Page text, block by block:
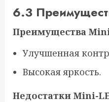
6.3
Преимущества
Улучшенная
Высокая яркость.
Недостатки Mini-